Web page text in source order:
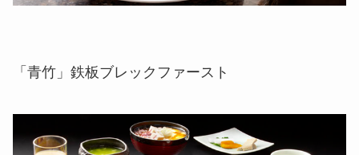
「青竹」鉄板ブレックファースト